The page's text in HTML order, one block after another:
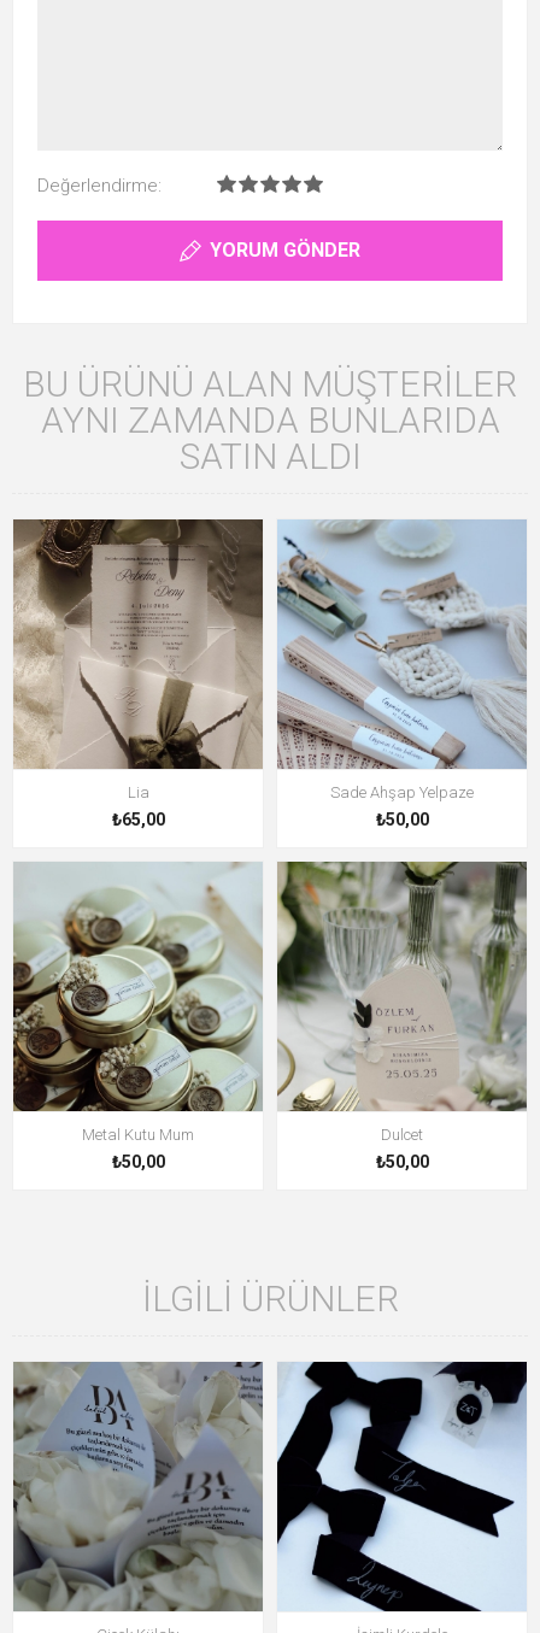
Değerlendirme:
YORUM GÖNDER
BU ÜRÜNÜ ALAN MÜŞTERILER
AYNI ZAMANDA BUNLARIDA
SATIN ALDI
Lia
₺65,00
Sade Ahşap Yelpaze
₺50,00
Metal Kutu Mum
₺50,00
Dulcet
₺50,00
İLGILI ÜRÜNLER